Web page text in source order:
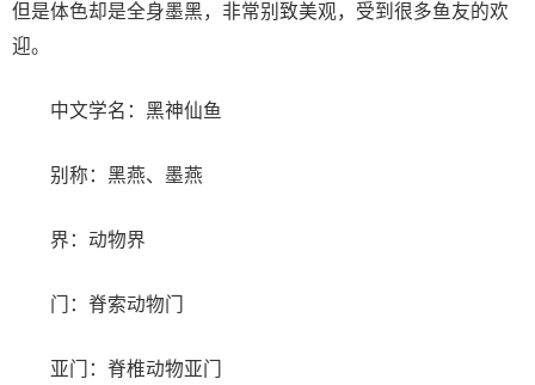
但是体色却是全身墨黑，非常别致美观，受到很多鱼友的欢
迎。
中文学名：黑神仙鱼
别称：黑燕、墨燕
界：动物界
门：脊索动物门
亚门：脊椎动物亚门